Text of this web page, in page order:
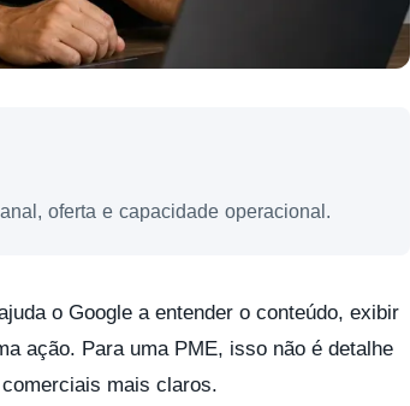
oferta e capacidade operacional.
o Google a entender o conteúdo, exibir
ação. Para uma PME, isso não é detalhe
mais claros.